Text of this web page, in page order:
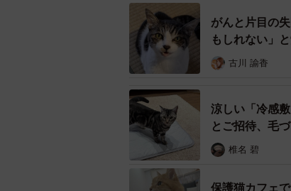
365日「可愛い」と言って
がんと片目の
もしれない」
古川 諭香
涼しい「冷感
とご招待、毛
椎名 碧
保護猫カフェ